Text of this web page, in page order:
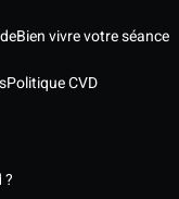
Bien vivre votre séance
Politique CVD